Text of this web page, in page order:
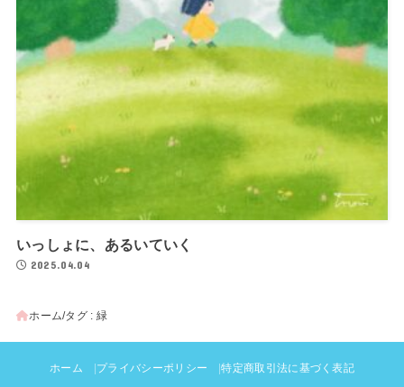
いっしょに、あるいていく
2025.04.04
ホーム タグ : 緑
ホーム プライバシーポリシー 特定商取引法に基づく表記